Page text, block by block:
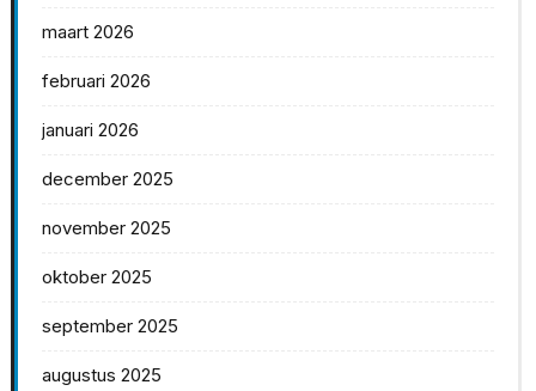
maart 2026
februari 2026
januari 2026
december 2025
november 2025
oktober 2025
september 2025
augustus 2025